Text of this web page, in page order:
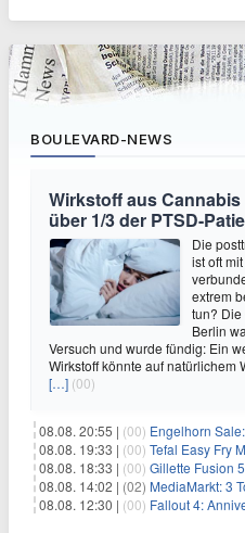
BOULEVARD-NEWS
Wirkstoff aus
über 1/3 der PTSD-
Die
ist oft
extrem
tun?
Berlin
Versuch und wurde fündig: Ein
Wirkstoff könnte auf natürlichem
[…] (00)
08.08. 20:55 | (00) Engelhorn Sale: 15%
08.08. 19:33 | (00) Tefal Easy Fry Max
08.08. 18:33 | (00) Gillette Fusion 5
08.08. 14:02 | (02) MediaMarkt: 3
08.08. 12:30 | (00) Fallout 4: